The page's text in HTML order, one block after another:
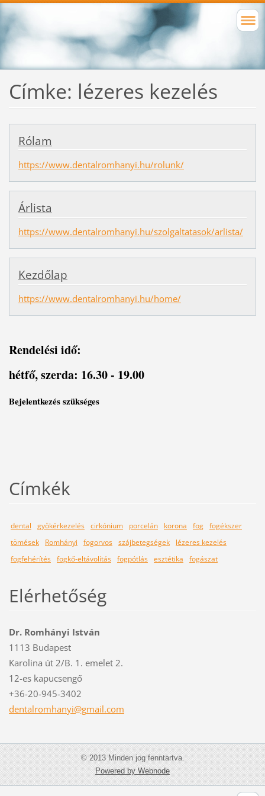
Címke: lézeres kezelés
Rólam
https://www.dentalromhanyi.hu/rolunk/
Árlista
https://www.dentalromhanyi.hu/szolgaltatasok/arlista/
Kezdőlap
https://www.dentalromhanyi.hu/home/
Rendelési idő:
hétfő, szerda: 16.30 - 19.00
Bejelentkezés szükséges
Címkék
dental gyökérkezelés cirkónium porcelán korona fog fogékszer
tömések
Romhányi fogorvos szájbetegségek
lézeres kezelés
fogfehérítés fogkő-eltávolítás fogpótlás esztétika fogászat
Elérhetőség
Dr. Romhányi István
1113 Budapest
Karolina út 2/B. 1. emelet 2.
12-es kapucsengő
+36-20-945-3402
dentalromhanyi@gmail.com
© 2013 Minden jog fenntartva.
Powered by Webnode